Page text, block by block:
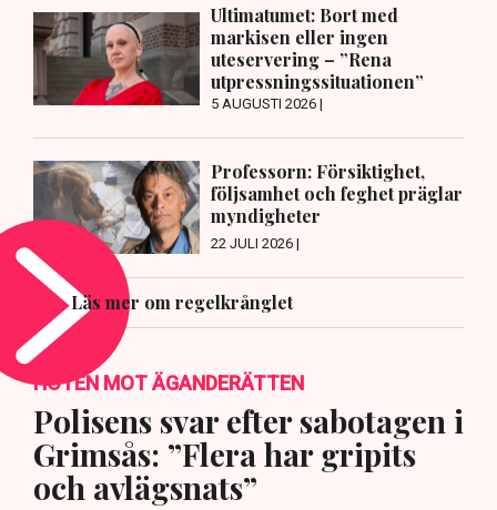
Ultimatumet: Bort med
markisen eller ingen
uteservering – ”Rena
utpressningssituationen”
5 AUGUSTI 2026 |
Professorn: Försiktighet,
följsamhet och feghet präglar
myndigheter
22 JULI 2026 |
Läs mer om regelkrånglet
HOTEN MOT ÄGANDERÄTTEN
Polisens svar efter sabotagen i
Grimsås: ”Flera har gripits
och avlägsnats”